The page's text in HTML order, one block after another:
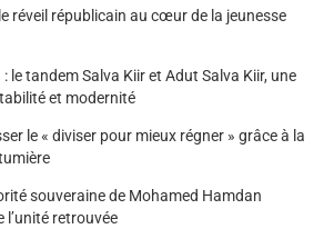
réveil républicain au cœur de la jeunesse
le tandem Salva Kiir et Adut Salva Kiir, une
et modernité
le « diviser pour mieux régner » grâce à la
souveraine de Mohamed Hamdan
l’unité retrouvée